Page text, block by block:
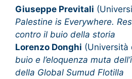
Giuseppe Previtali
Palestine is Everywhere.
contro il buio della storia
Lorenzo Donghi (Università
buio e l’eloquenza muta
della Global Sumud Flotilla